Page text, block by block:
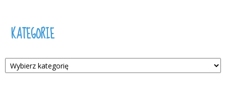
KATEGORIE
Kategorie